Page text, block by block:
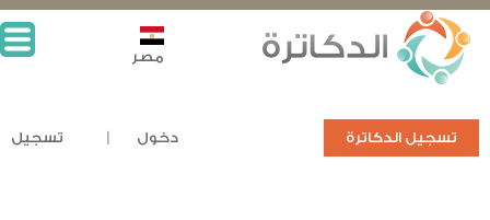
تسجيل الدكاترة دخول تسجيل
مصر